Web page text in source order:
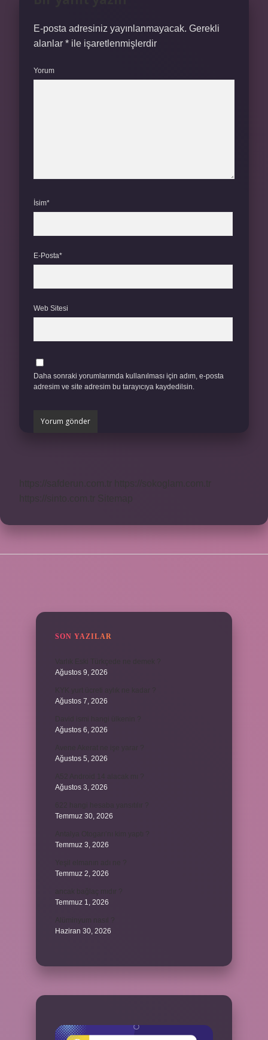
E-posta adresiniz yayınlanmayacak. Gerekli
alanlar * ile işaretlenmişlerdir
Yorum
İsim*
E-Posta*
Web Sitesi
Daha sonraki yorumlarımda kullanılması için adım, e-posta
adresim ve site adresim bu tarayıcıya kaydedilsin.
SON YAZILAR
Ağustos 9, 2026
Ağustos 7, 2026
Ağustos 6, 2026
Ağustos 5, 2026
Ağustos 3, 2026
Temmuz 30, 2026
Temmuz 3, 2026
Temmuz 2, 2026
Temmuz 1, 2026
Haziran 30, 2026